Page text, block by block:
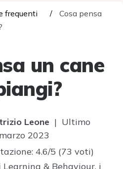
frequenti
Cosa pensa
un cane
Leone | Ultimo
2023
4.6/5 (73 voti)
& Behaviour, i